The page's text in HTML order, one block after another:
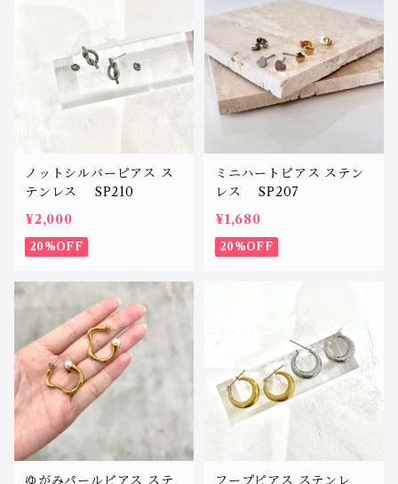
ノットシルバーピアス ス
テンレス SP210
¥2,000
20%OFF
ミニハートピアス ステン
レス SP207
¥1,680
20%OFF
ゆがみパールピアス ステ
フープピアス ステンレ